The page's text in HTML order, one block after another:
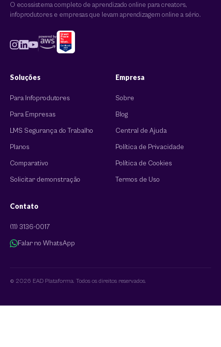
O ecossistema completo de aprendizado online para creators,
infoprodutores e empresas que levam aprendizagem online a sério.
Soluções
Para Infoprodutores
Para Empresas
LMS Segurança do Trabalho
Planos
Comparativo
Solicitar demonstração
Empresa
Sobre
Blog
Central de Ajuda
Política de Privacidade
Política de Cookies
Termos de Uso
Contato
(11) 3136-0017
Falar no WhatsApp
© 2026 EAD Plataforma. Todos os direitos reservados.